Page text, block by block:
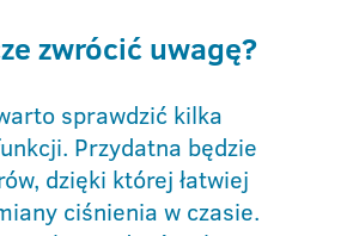
zwrócić uwagę?
sprawdzić kilka
Przydatna będzie
dzięki której łatwiej
ciśnienia w czasie.